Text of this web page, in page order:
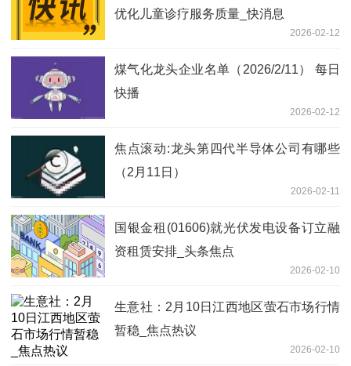
优化儿童诊疗服务质量_快消息
2026-02-12
煤气化龙头企业名单（2026/2/11） 每日
快播
2026-02-12
焦点滚动:龙头第四代半导体公司有哪些
（2月11日）
2026-02-11
国银金租(01606)就光伏发电设备订立融
资租赁安排_头条焦点
2026-02-10
生意社：2月10日江西地区萤石市场行情
暂稳_焦点热议
2026-02-10